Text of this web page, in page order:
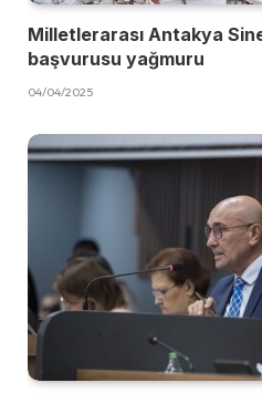
Milletlerarası Antakya
başvurusu yağmuru
04/04/2025